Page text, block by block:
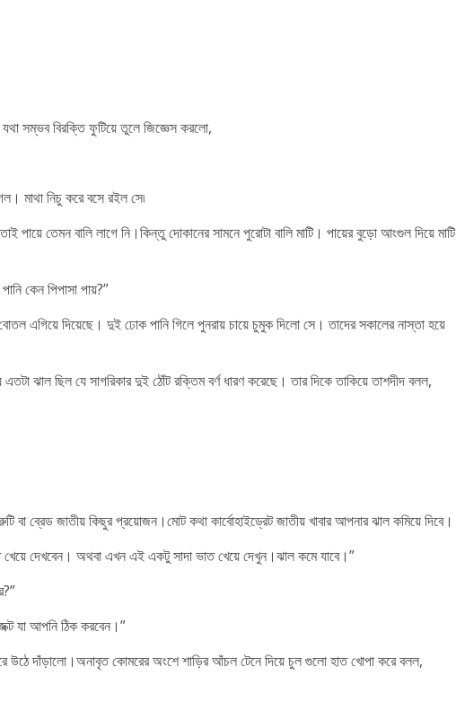
সম্ভব বিরক্তি ফুটিয়ে তুলে জিজ্ঞেস করলো,
মাথা নিচু করে বসে রইল সে৷
পায়ে তেমন বালি লাগে নি।কিন্তু দোকানের সামনে পুরোটা বালি মাটি। পায়ের বুড়ো আংগুল দিয়ে মাটি
কেন পিপাসা পায়?”
এগিয়ে দিয়েছে। দুই ঢোক পানি গিলে পুনরায় চায়ে চুমুক দিলো সে। তাদের সকালের নাস্তা হয়ে
এতটা ঝাল ছিল যে সাগরিকার দুই ঠোঁট রক্তিম বর্ণ ধারণ করেছে। তার দিকে তাকিয়ে তাশদীদ বলল,
বা ব্রেড জাতীয় কিছুর প্রয়োজন।মোট কথা কার্বোহাইড্রেট জাতীয় খাবার আপনার ঝাল কমিয়ে দিবে।
দেখবেন। অথবা এখন এই একটু সাদা ভাত খেয়ে দেখুন।ঝাল কমে যাবে।”
যা আপনি ঠিক করবেন।”
উঠে দাঁড়ালো।অনাবৃত কোমরের অংশে শাড়ির আঁচল টেনে দিয়ে চুল গুলো হাত খোপা করে বলল,